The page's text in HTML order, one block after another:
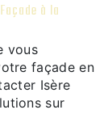
à la
vous
façade en
Isère
sur